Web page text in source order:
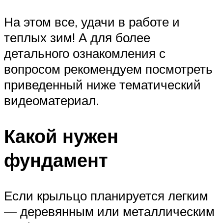
На этом все, удачи в работе и
теплых зим! А для более
детального ознакомления с
вопросом рекомендуем посмотреть
приведенный ниже тематический
видеоматериал.
Какой нужен
фундамент
Если крыльцо планируется легким
— деревянным или металлическим